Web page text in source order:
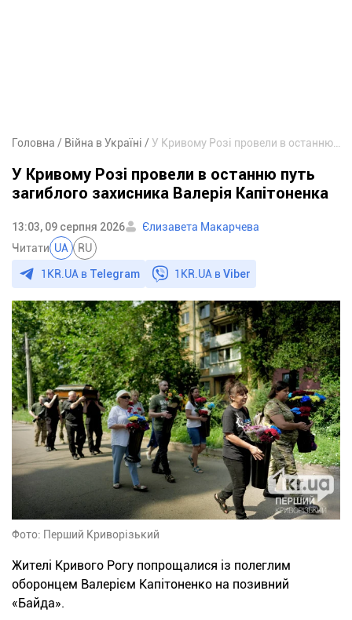
Головна Війна в Україні
У Кривому Розі провели в останню путь
загиблого захисника Валерія Капітоненка
13:03, 09 серпня 2026
Єлизавета Макарчева
Читати UA RU
1KR.UA в Telegram 1KR.UA вViber
Фото: Перший Криворізький
Жителі Кривого Рогу попрощалися із полеглим
оборонцем Валерієм Капітоненко на позивний
«Байда».